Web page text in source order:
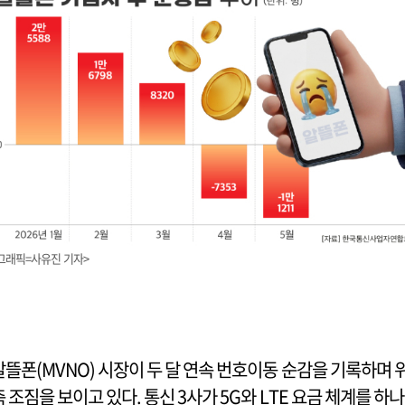
래픽=사유진 기자>
뜰폰(MVNO) 시장이 두 달 연속 번호이동 순감을 기록하며
조짐을 보이고 있다. 통신 3사가 5G와 LTE 요금 체계를 하나